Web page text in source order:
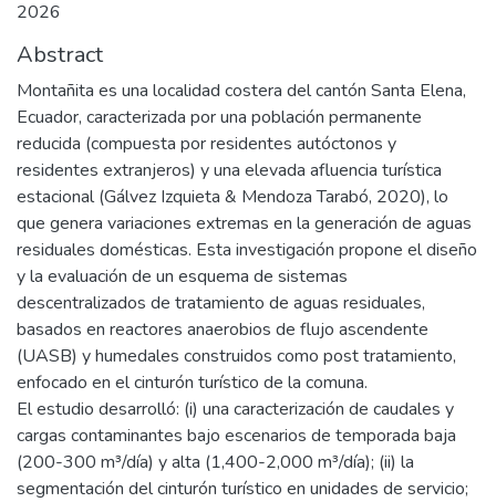
2026
Abstract
Montañita es una localidad costera del cantón Santa Elena,
Ecuador, caracterizada por una población permanente
reducida (compuesta por residentes autóctonos y
residentes extranjeros) y una elevada afluencia turística
estacional (Gálvez Izquieta & Mendoza Tarabó, 2020), lo
que genera variaciones extremas en la generación de aguas
residuales domésticas. Esta investigación propone el diseño
y la evaluación de un esquema de sistemas
descentralizados de tratamiento de aguas residuales,
basados en reactores anaerobios de flujo ascendente
(UASB) y humedales construidos como post tratamiento,
enfocado en el cinturón turístico de la comuna.
El estudio desarrolló: (i) una caracterización de caudales y
cargas contaminantes bajo escenarios de temporada baja
(200-300 m³/día) y alta (1,400-2,000 m³/día); (ii) la
segmentación del cinturón turístico en unidades de servicio;